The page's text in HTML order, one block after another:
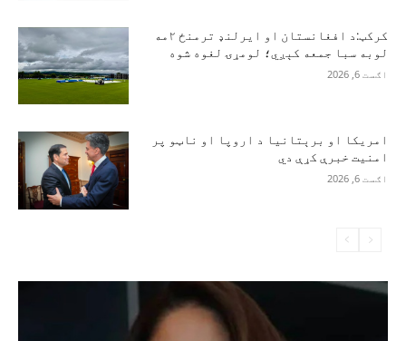
کرکټ:د افغانستان او ایرلنډ ترمنځ ۲مه
لوبه سبا جمعه کېږي؛ لومړۍ لغوه شوه
اګست 6, 2026
امریکا او برېتانیا د اروپا او ناټو پر
امنیت خبرې کړې دي
اګست 6, 2026